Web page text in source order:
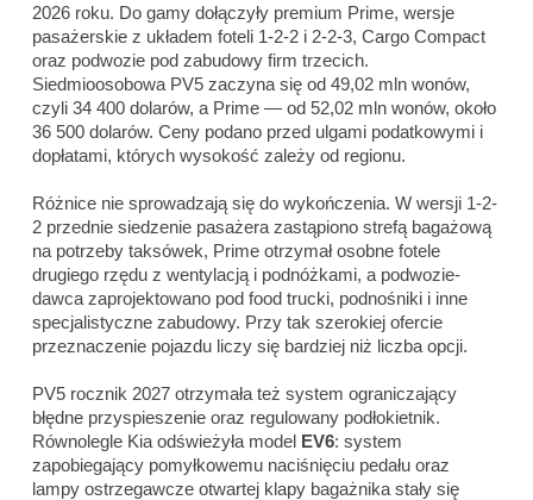
2026 roku. Do gamy dołączyły premium Prime, wersje
pasażerskie z układem foteli 1-2-2 i 2-2-3, Cargo Compact
oraz podwozie pod zabudowy firm trzecich.
Siedmioosobowa PV5 zaczyna się od 49,02 mln wonów,
czyli 34 400 dolarów, a Prime — od 52,02 mln wonów, około
36 500 dolarów. Ceny podano przed ulgami podatkowymi i
dopłatami, których wysokość zależy od regionu.
Różnice nie sprowadzają się do wykończenia. W wersji 1-2-
2 przednie siedzenie pasażera zastąpiono strefą bagażową
na potrzeby taksówek, Prime otrzymał osobne fotele
drugiego rzędu z wentylacją i podnóżkami, a podwozie-
dawca zaprojektowano pod food trucki, podnośniki i inne
specjalistyczne zabudowy. Przy tak szerokiej ofercie
przeznaczenie pojazdu liczy się bardziej niż liczba opcji.
PV5 rocznik 2027 otrzymała też system ograniczający
błędne przyspieszenie oraz regulowany podłokietnik.
Równolegle Kia odświeżyła model EV6: system
zapobiegający pomyłkowemu naciśnięciu pedału oraz
lampy ostrzegawcze otwartej klapy bagażnika stały się